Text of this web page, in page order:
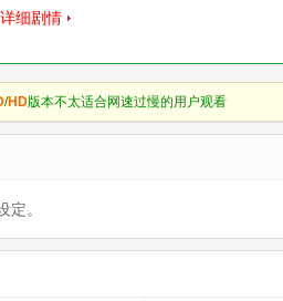
详细剧情
/HD版本不太适合网速过慢的用户观看
。